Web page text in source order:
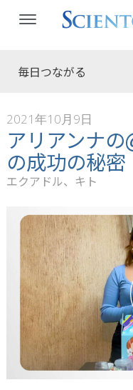
毎日つながる
2021年10月9日
アリアンナの
の成功の秘密
エクアドル、キト